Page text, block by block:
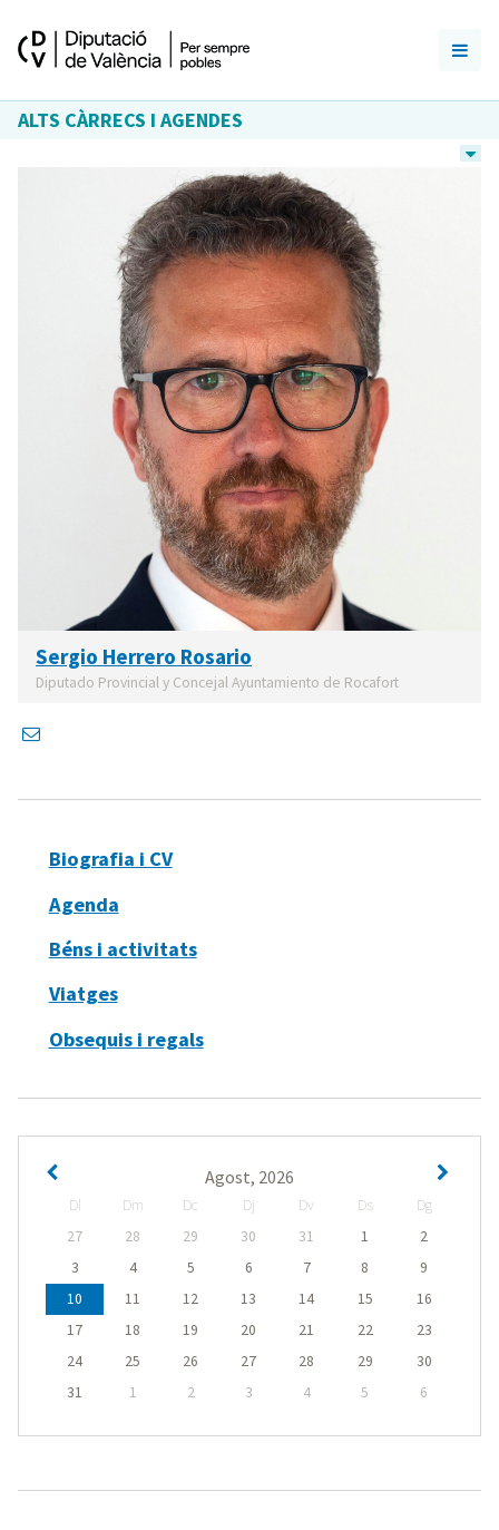
ALTS CÀRRECS I AGENDES
Sergio Herrero Rosario
Diputado Provincial y Concejal Ayuntamiento de Rocafort
Biografia i CV
Agenda
Béns i activitats
Viatges
Obsequis i regals
Agost, 2026
Dl Dm Dc Dj Dv Ds
Dg
27
28 29 30 31 1
2
3
4 5 6 7 8
9
10
11 12 13 14 15
16
17
18 19 20 21 22
23
24
25 26 27 28 29
30
31
1 2 3 4 5 6